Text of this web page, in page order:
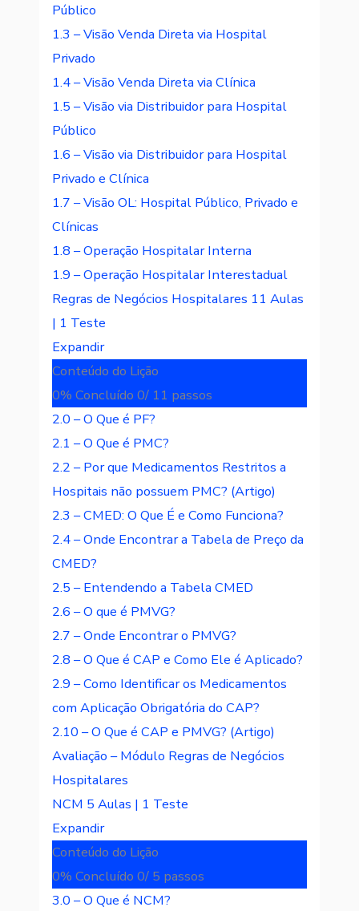
Público
1.3 – Visão Venda Direta via Hospital
Privado
1.4 – Visão Venda Direta via Clínica
1.5 – Visão via Distribuidor para Hospital
Público
1.6 – Visão via Distribuidor para Hospital
Privado e Clínica
1.7 – Visão OL: Hospital Público, Privado e
Clínicas
1.8 – Operação Hospitalar Interna
1.9 – Operação Hospitalar Interestadual
Regras de Negócios Hospitalares 11 Aulas
| 1 Teste
Expandir
Conteúdo do Lição
0% Concluído0/ 11 passos
2.0 – O Que é PF?
2.1 – O Que é PMC?
2.2 – Por que Medicamentos Restritos a
Hospitais não possuem PMC? (Artigo)
2.3 – CMED: O Que É e Como Funciona?
2.4 – Onde Encontrar a Tabela de Preço da
CMED?
2.5 – Entendendo a Tabela CMED
2.6 – O que é PMVG?
2.7 – Onde Encontrar o PMVG?
2.8 – O Que é CAP e Como Ele é Aplicado?
2.9 – Como Identificar os Medicamentos
com Aplicação Obrigatória do CAP?
2.10 – O Que é CAP e PMVG? (Artigo)
Avaliação – Módulo Regras de Negócios
Hospitalares
NCM 5 Aulas | 1 Teste
Expandir
Conteúdo do Lição
0% Concluído0/ 5 passos
3.0 – O Que é NCM?